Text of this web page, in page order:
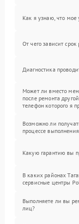
Как я узнаю, что мое
От чего зависит
Диагностика
Может ли вместо
после ремонта
телефон которого я
Возможно ли
процессе
Какую гарантию вы
В каких районах
сервисные центры
Выполняете ли вы
лиц?